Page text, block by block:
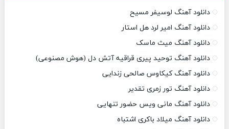
دانلود آهنگ لوسیفر مسیح
دانلود آهنگ امیر لرد هل استار
دانلود آهنگ میث ماسک
دانلود آهنگ توحید پیری قراقیه آتش دل (هوش مصنوعی)
دانلود آهنگ کیکاوس صالحی زندایی
دانلود آهنگ تور زمری تقدیر
دانلود آهنگ مانی ویس حضور تنهایی
دانلود آهنگ میلاد باکری اشتباه